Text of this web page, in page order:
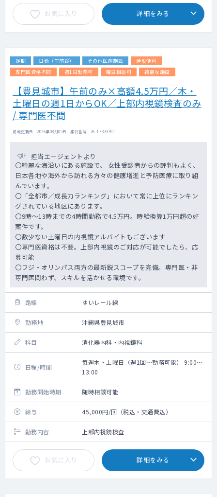
お気に入り 詳細をみる
定期 日勤（午前診） その他医療施設
通勤便利
専門医資格不問
週1日勤務可 曜日相談可 綺麗な施設
【豊見城市】午前のみ×高額4.5万円／木・
土曜日の週1日からOK／上部内視鏡検査のみ
/ 専門医不問
掲載更新日 : 2026年08月05日 案件番号 : 26-TF333391
担当エージェントより
〇綺麗な海沿いにある施設で、 女性受診者からの評判もよく、
日本各地や海外から訪れる方々の健康増進と予防医療に取り組
んでいます。
〇「全都市／成長力ランキング」において常に上位にランキン
グされている地区にあります。
〇9時～13時までの4時間勤務で4.5万円。時給換算1万円超の好
案件です。
〇数少ない土曜日の内視鏡アルバイトもございます
〇専門医資格は不要。上部内視鏡のご対応が可能でしたら、応
募可能
〇フジ・オリンパス両方の最新鋭スコープを完備。専門医・非
専門医問わず、スキルを活かせる環境です。
路線 ゆいレール線
勤務地 沖縄県豊見城市
科目 消化器内科・内視鏡科
日程/時間
毎週木・土曜日（週1回～勤務可能） 9:00～
13:00
勤務開始時期 随時相談可能
給与 45,000円/回（税込・交通費込）
勤務内容 上部内視鏡検査
お気に入り 詳細をみる